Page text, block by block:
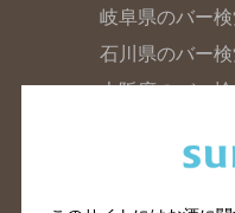
岐阜県のバー検
石川県のバー検
大阪府のバー
滋賀県のバー検